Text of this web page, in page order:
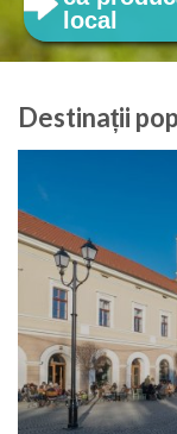
local
Destinații